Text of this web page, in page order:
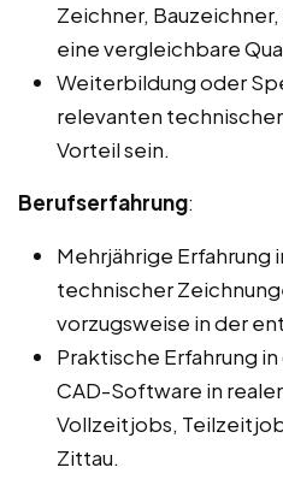
Zeichner,
eine vergleichbare
Weiterbildung oder
relevanten
Vorteil sein.
Berufserfahrung:
Mehrjährige Erfahrung
technischer
vorzugsweise in der
Praktische Erfahrung
CAD-Software in
Vollzeitjobs,
Zittau.